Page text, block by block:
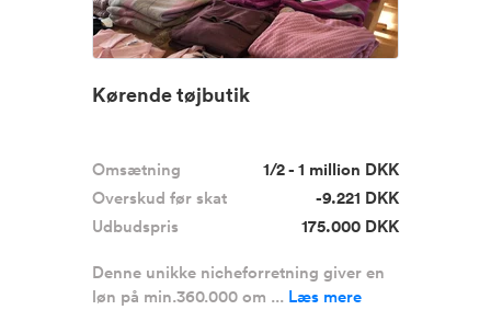
Kørende tøjbutik
Omsætning
1/2 - 1 million DKK
Overskud før skat
-9.221 DKK
Udbudspris
175.000 DKK
Denne unikke nicheforretning giver en
løn på min.360.000 om ... Læs mere